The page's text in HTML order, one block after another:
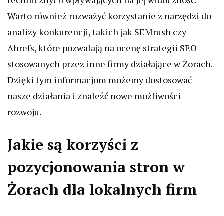
Warto również rozważyć korzystanie z narzędzi do
analizy konkurencji, takich jak SEMrush czy
Ahrefs, które pozwalają na ocenę strategii SEO
stosowanych przez inne firmy działające w Żorach.
Dzięki tym informacjom możemy dostosować
nasze działania i znaleźć nowe możliwości
rozwoju.
Jakie są korzyści z
pozycjonowania stron w
Żorach dla lokalnych firm